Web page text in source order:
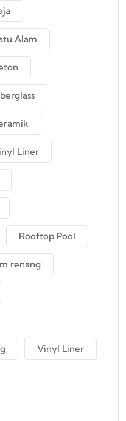
Alam
Liner
Rooftop Pool
renang
Vinyl Liner